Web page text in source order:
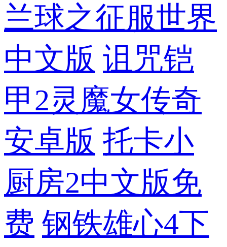
兰球之征服世界
中文版 诅咒铠
甲2灵魔女传奇
安卓版 托卡小
厨房2中文版免
费 钢铁雄心4下